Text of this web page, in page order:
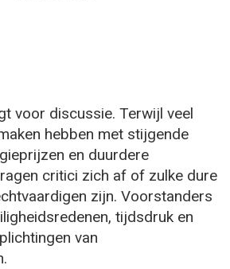
voor discussie. Terwijl veel
hebben met stijgende
en duurdere
critici zich af of zulke dure
zijn. Voorstanders
tijdsdruk en
van